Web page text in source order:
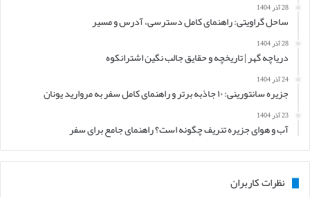
28 آذر 1404
ساحل گراویتی: راهنمای کامل دسترسی، آدرس و مسیر
28 آذر 1404
دریاچه گهر | تاریخچه و حقایق جالب نگین اشترانکوه
24 آذر 1404
جزیره سانتورینی: ۱۰ جاذبه برتر و راهنمای کامل سفر به مروارید یونان
23 آذر 1404
آب و هوای جزیره تنریف چگونه است؟ راهنمای جامع برای سفر
نظرات کاربران